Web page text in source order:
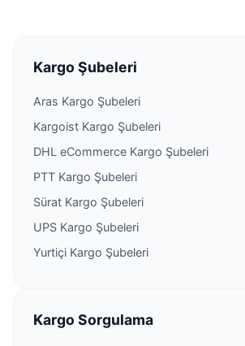
Şubesi
PTT Kargo Alt Kaynarca Şubesi
PTT Kargo Altayçeşme Şubesi
PTT Kargo Altıntepe Şubesi
PTT Kargo Anadolu Yakası Kargo
Kargo Şubeleri
Aras Kargo Şubeleri
Kargoist Kargo Şubeleri
DHL eCommerce Kargo Şubeleri
PTT Kargo Şubeleri
Sürat Kargo Şubeleri
UPS Kargo Şubeleri
Yurtiçi Kargo Şubeleri
Kargo Sorgulama